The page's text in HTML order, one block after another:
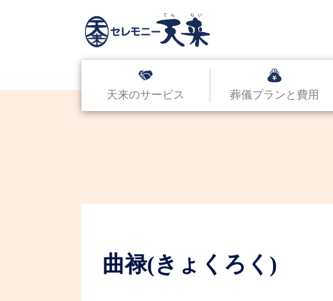
天来のサービス 葬儀プランと費用
曲禄(きょくろく)